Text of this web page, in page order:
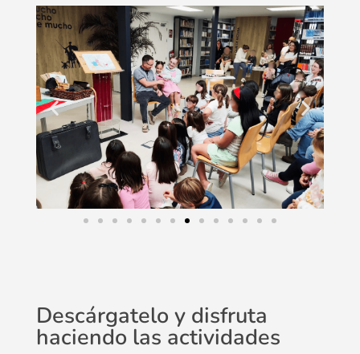
Descárgatelo y disfruta
haciendo las actividades